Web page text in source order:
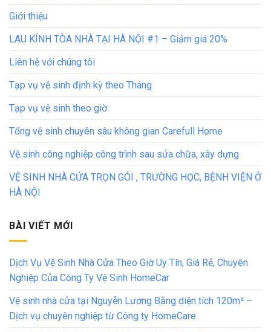
Giới thiệu
LAU KÍNH TÒA NHÀ TẠI HÀ NỘI #1 – Giảm giá 20%
Liên hệ với chúng tôi
Tạp vụ vệ sinh định kỳ theo Tháng
Tạp vụ vệ sinh theo giờ
Tổng vệ sinh chuyên sâu không gian Carefull Home
Vệ sinh công nghiệp công trình sau sửa chữa, xây dựng
VỆ SINH NHÀ CỬA TRỌN GÓI , TRƯỜNG HỌC, BỆNH VIỆN Ở
HÀ NỘI
BÀI VIẾT MỚI
Dịch Vụ Vệ Sinh Nhà Cửa Theo Giờ Uy Tín, Giá Rẻ, Chuyên
Nghiệp Của Công Ty Vệ Sinh HomeCar
Vệ sinh nhà cửa tại Nguyễn Lương Bằng diện tích 120m² –
Dịch vụ chuyên nghiệp từ Công ty HomeCare